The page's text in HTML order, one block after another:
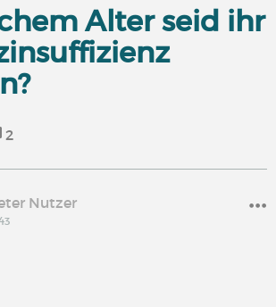
Alter seid ihr
2
Nutzer